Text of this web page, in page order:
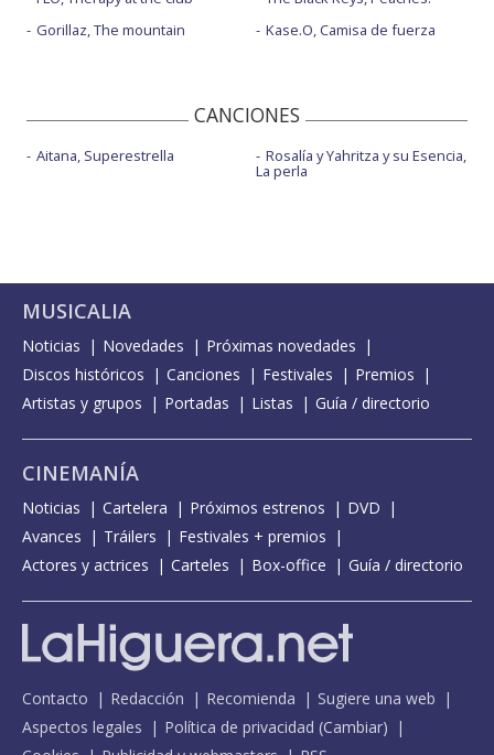
Gorillaz, The mountain
Kase.O, Camisa de fuerza
CANCIONES
Aitana, Superestrella Rosalía y Yahritza y su Esencia,
La perla
MUSICALIA
Noticias Novedades
Próximas novedades
Discos históricos
Canciones Festivales
Premios
Artistas y grupos
Portadas Listas Guía / directorio
CINEMANÍA
Noticias Cartelera Próximos estrenos
DVD
Avances
Tráilers
Festivales + premios
Actores y actrices
Carteles Box-office Guía / directorio
Contacto Redacción Recomienda
Sugiere una web
Aspectos legales
Política de privacidad (Cambiar)